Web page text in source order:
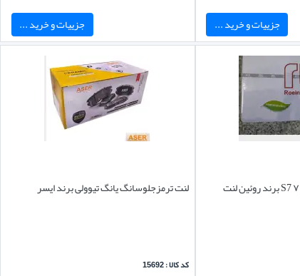
جزییات و خرید ... جزییات و خرید ...
لنت ترمزجلوسانگ یانگ تیوولی برند ایسر
کد کالا : 15692